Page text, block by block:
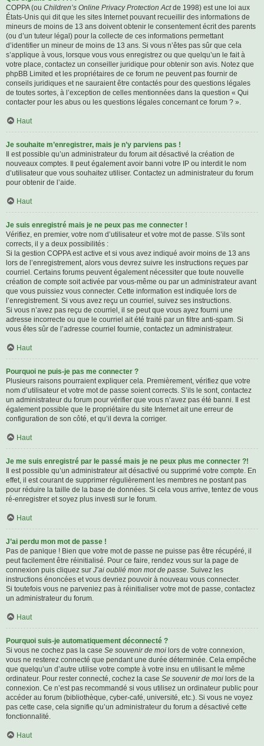
COPPA (ou Children’s Online Privacy Protection Actde 1998) est une loi aux
États-Unis qui dit que les sites Internet pouvant recueillir des informations de
mineurs de moins de 13 ans doivent obtenir le consentement écrit des parents
(ou d’un tuteur légal) pour la collecte de ces informations permettant
d’identifier un mineur de moins de 13 ans. Si vous n’êtes pas sûr que cela
s’applique à vous, lorsque vous vous enregistrez ou que quelqu’un le fait à
votre place, contactez un conseiller juridique pour obtenir son avis. Notez que
phpBB Limited et les propriétaires de ce forum ne peuvent pas fournir de
conseils juridiques et ne sauraient être contactés pour des questions légales
de toutes sortes, à l’exception de celles mentionnées dans la question « Qui
contacter pour les abus ou les questions légales concernant ce forum ? ».
Haut
Je souhaite m’enregistrer, mais je n’y parviens pas !
Il est possible qu’un administrateur du forum ait désactivé la création de
nouveaux comptes. Il peut également avoir banni votre IP ou interdit le nom
d’utilisateur que vous souhaitez utiliser. Contactez un administrateur du forum
pour obtenir de l’aide.
Haut
Je suis enregistré mais je ne peux pas me connecter !
Vérifiez, en premier, votre nom d’utilisateur et votre mot de passe. S’ils sont
corrects, il y a deux possibilités :
Si la gestion COPPA est active et si vous avez indiqué avoir moins de 13 ans
lors de l’enregistrement, alors vous devrez suivre les instructions reçues par
courriel. Certains forums peuvent également nécessiter que toute nouvelle
création de compte soit activée par vous-même ou par un administrateur avant
que vous puissiez vous connecter. Cette information est indiquée lors de
l’enregistrement. Si vous avez reçu un courriel, suivez ses instructions.
Si vous n’avez pas reçu de courriel, il se peut que vous ayez fourni une
adresse incorrecte ou que le courriel ait été traité par un filtre anti-spam. Si
vous êtes sûr de l’adresse courriel fournie, contactez un administrateur.
Haut
Pourquoi ne puis-je pas me connecter ?
Plusieurs raisons pourraient expliquer cela. Premièrement, vérifiez que votre
nom d’utilisateur et votre mot de passe soient corrects. S’ils le sont, contactez
un administrateur du forum pour vérifier que vous n’avez pas été banni. Il est
également possible que le propriétaire du site Internet ait une erreur de
configuration de son côté, et qu’il devra la corriger.
Haut
Je me suis enregistré par le passé mais je ne peux plus me connecter ?!
Il est possible qu’un administrateur ait désactivé ou supprimé votre compte. En
effet, il est courant de supprimer régulièrement les membres ne postant pas
pour réduire la taille de la base de données. Si cela vous arrive, tentez de vous
ré-enregistrer et soyez plus investi sur le forum.
Haut
J’ai perdu mon mot de passe !
Pas de panique ! Bien que votre mot de passe ne puisse pas être récupéré, il
peut facilement être réinitialisé. Pour ce faire, rendez vous sur la page de
connexion puis cliquez sur J’ai oublié mon mot de passe. Suivez les
instructions énoncées et vous devriez pouvoir à nouveau vous connecter.
Si toutefois vous ne parveniez pas à réinitialiser votre mot de passe, contactez
un administrateur du forum.
Haut
Pourquoi suis-je automatiquement déconnecté ?
Si vous ne cochez pas la case Se souvenir de moi lors de votre connexion,
vous ne resterez connecté que pendant une durée déterminée. Cela empêche
que quelqu’un d’autre utilise votre compte à votre insu en utilisant le même
ordinateur. Pour rester connecté, cochez la case Se souvenir de moi lors de la
connexion. Ce n’est pas recommandé si vous utilisez un ordinateur public pour
accéder au forum (bibliothèque, cyber-café, université, etc.). Si vous ne voyez
pas cette case, cela signifie qu’un administrateur du forum a désactivé cette
fonctionnalité.
Haut